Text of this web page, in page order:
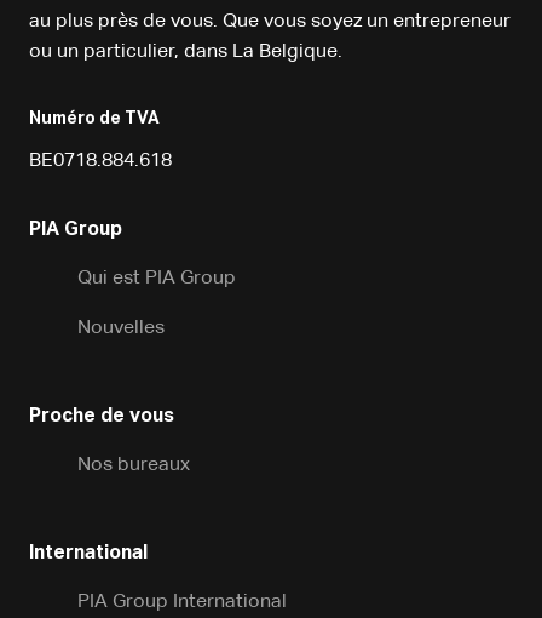
au plus près de vous. Que vous soyez un entrepreneur
ou un particulier, dans La Belgique.
Numéro de TVA
BE0718.884.618
PIA Group
Qui est PIA Group
Nouvelles
Proche de vous
Nos bureaux
International
PIA Group International